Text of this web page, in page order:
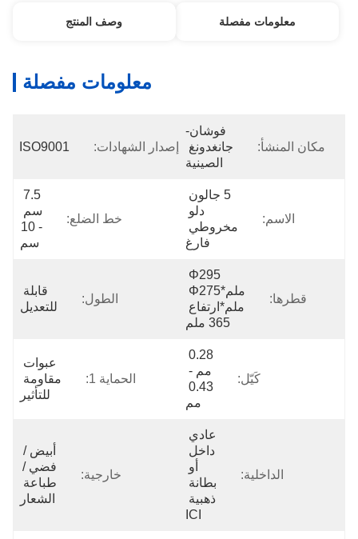
معلومات مفصلة وصف المنتج
معلومات مفصلة
مكان المنشأ:
فوشان-
جانغدونغ
الصينية
إصدار الشهادات: ISO9001
الاسم:
5 جالون
دلو
فارغ
خط الضلع:
7.5
سم
- 10
سم
قطرها:
Φ295
ملم*φ275
ملم*ارتفاع
365 ملم
الطول:
قابلة
للتعديل
كَيّل:
0.28
مم -
0.43
مم
الحماية 1:
عبوات
مقاومة
للتأثير
الداخلية:
عادي
أو
بطانة
ذهبية
ICI
خارجية:
أبيض /
فضي /
طباعة
الشعار